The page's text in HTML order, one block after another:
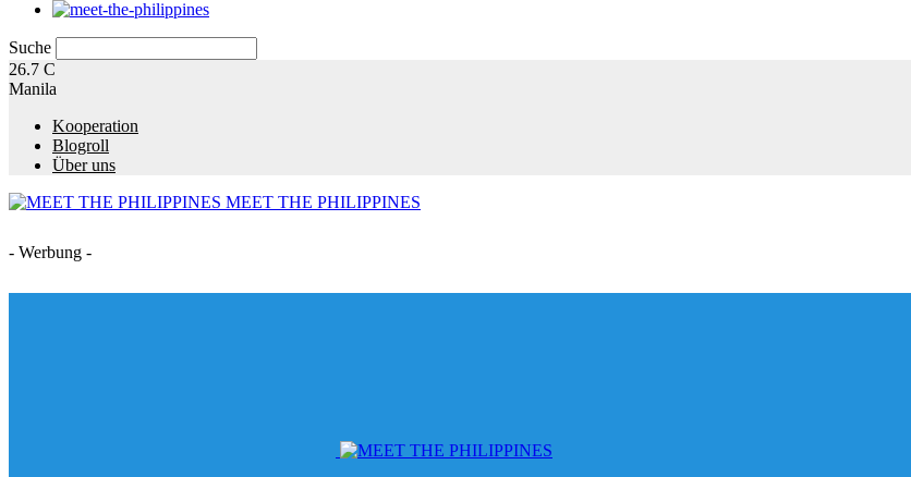
Suche
26.7 C
Manila
Kooperation
Blogroll
Über uns
MEET THE PHILIPPINES
- Werbung -